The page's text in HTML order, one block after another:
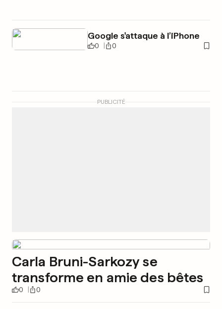
Google s'attaque à l’iPhone
0 0
PUBLICITÉ
Carla Bruni-Sarkozy se
transforme en amie des bêtes
0 0